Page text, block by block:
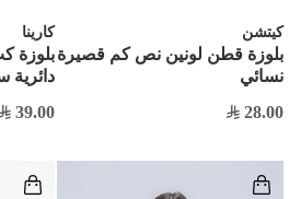
كيتشن
بلوزة قطن لونين نص كم قصيرة
نسائي
28.00
كارينا
بلوزة
دائرية
39.00